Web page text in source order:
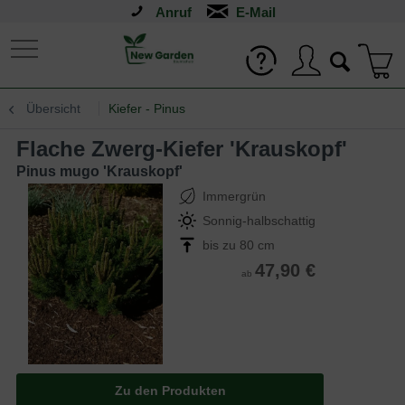
Anruf
Übersicht Kiefer - Pinus
Flache Zwerg-Kiefer 'Krauskopf'
Pinus mugo 'Krauskopf'
Immergrün
Sonnig-halbschattig
bis zu 80 cm
ab 47,90 €
Zu den Produkten